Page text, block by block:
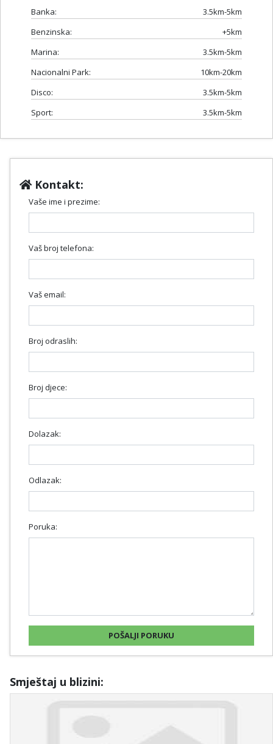
Banka:
3.5km-5km
Benzinska:
+5km
Marina:
3.5km-5km
Nacionalni Park:
10km-20km
Disco:
3.5km-5km
Sport:
3.5km-5km
Kontakt:
Vaše ime i prezime:
Vaš broj telefona:
Vaš email:
Broj odraslih:
Broj djece:
Dolazak:
Odlazak:
Poruka:
Smještaj u blizini: